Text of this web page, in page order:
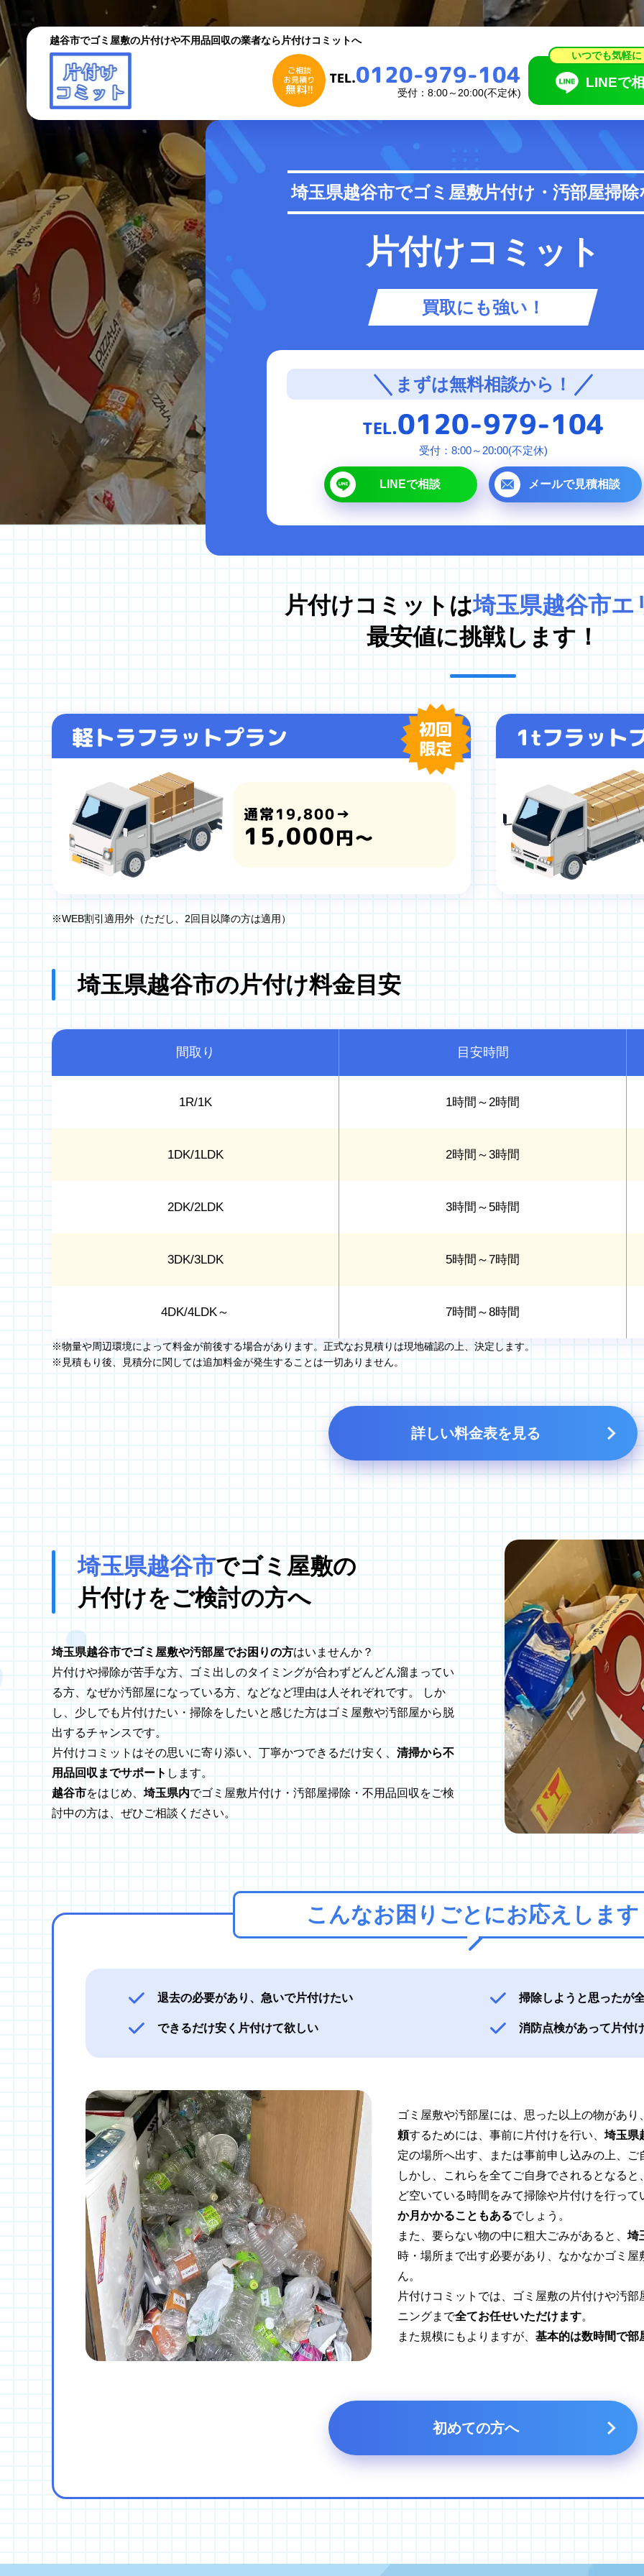
越谷市でゴミ屋敷の片付けや不用品回収の業者なら片付けコミットへ
ご相談
お見積り
無料!!
TEL.0120-979-104
受付：8:00～20:00(不定休)
いつでも気軽に
LINEで
ご相談
お見積り
無料!!
TEL. 0120-979-104
受付：8:00～20:00(不定休)
いつでも気軽に
LINEで相
初めての方へ ご依頼の流れ 料金表
採用情報
お役立ちコラム
サービス案内
ゴミ屋敷片付け
汚部屋掃除
不用品回収
生前整理・遺品整理
ハウスクリーニング
買取
東京都
千葉県
埼玉県
神奈川県
茨城県
埼玉県越谷市でゴミ屋敷片付け・汚部屋掃除
片付けコミット
買取にも強い！
まずは無料相談から！
TEL.0120-979-104
受付：8:00～20:00(不定休)
LINEで相談 メールで見積相談
片付けコミットは埼玉県越谷市エ
最安値に挑戦します！
軽トラフラットプラン
初回
限定
通常19,800→
15,000円～
1tフラット
※WEB割引適用外（ただし、2回目以降の方は適用）
埼玉県越谷市の片付け料金目安
間取り 目安時間
1R/1K 1時間～2時間
1DK/1LDK 2時間～3時間
2DK/2LDK 3時間～5時間
3DK/3LDK 5時間～7時間
4DK/4LDK～ 7時間～8時間
※物量や周辺環境によって料金が前後する場合があります。正式なお見積りは現地確認の上、決定します。
※見積もり後、見積分に関しては追加料金が発生することは一切ありません。
詳しい料金表を見る
埼玉県越谷市でゴミ屋敷の
片付けをご検討の方へ
埼玉県越谷市でゴミ屋敷や汚部屋でお困りの方はいませんか？
片付けや掃除が苦手な方、ゴミ出しのタイミングが合わずどんどん溜まってい
る方、なぜか汚部屋になっている方、などなど理由は人それぞれです。 しか
し、少しでも片付けたい・掃除をしたいと感じた方はゴミ屋敷や汚部屋から脱
出するチャンスです。
片付けコミットはその思いに寄り添い、丁寧かつできるだけ安く、 清掃から不
用品回収までサポート します。
越谷市をはじめ、 埼玉県内でゴミ屋敷片付け・汚部屋掃除・不用品回収をご検
討中の方は、ぜひご相談ください。
こんなお困りごとにお応えします
退去の必要があり、急いで片付けたい 掃除しようと思ったが
できるだけ安く片付けて欲しい 消防点検があって片付
ゴミ屋敷や汚部屋には、思った以上の物があり
頼するためには、事前に片付けを行い、埼玉県
定の場所へ出す、または事前申し込みの上、
しかし、これらを全てご自身でされるとなる
ど空いている時間をみて掃除や片付けを行っ
か月かかることもあるでしょう。
また、要らない物の中に粗大ごみがあると、埼
時・場所まで出す必要があり、なかなかゴミ
ん。
片付けコミットでは、ゴミ屋敷の片付けや汚
ニングまで全てお任せいただけます。
また規模にもよりますが、基本的は数時間で部
初めての方へ